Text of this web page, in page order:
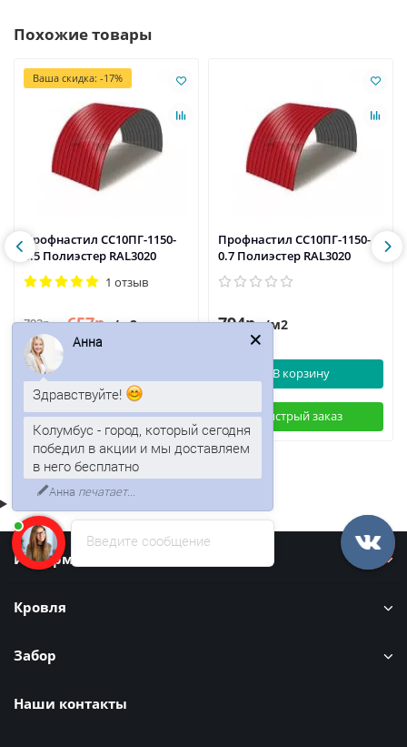
Похожие товары
Ваша скидка: -17%
Профнастил СС10ПГ-1150-
0.5 Полиэстер RAL3020
1 отзыв
792р. 657р. /м2
Быстрый заказ
Профнастил СС10ПГ-1150-
0.7 Полиэстер RAL3020
794р. /м2
В корзину
Быстрый заказ
Информация
Кровля
Забор
Наши контакты
Введите сообщение
Анна
Здравствуйте!
Колумбус - город, который сегодня
победил в акции и мы доставляем
в него бесплатно
Анна печатает...